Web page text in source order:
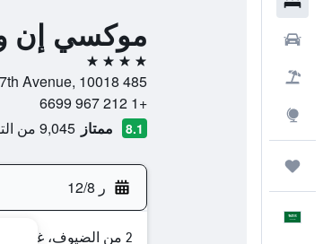
موكسي إن
4 نجوم
485 7th Avenue, 10018, نيويورك, ولاية نيويورك, الولايات المتحدة الأميريكية
+1 212 967 6699
8.1 ممتاز 9,045 من التقييمات تم التحقق منها
ر 12/8
2 من الضيوف، غرفة واحدة